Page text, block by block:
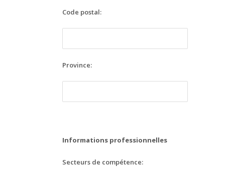
Code postal:
Province:
Informations professionnelles
Secteurs de compétence: